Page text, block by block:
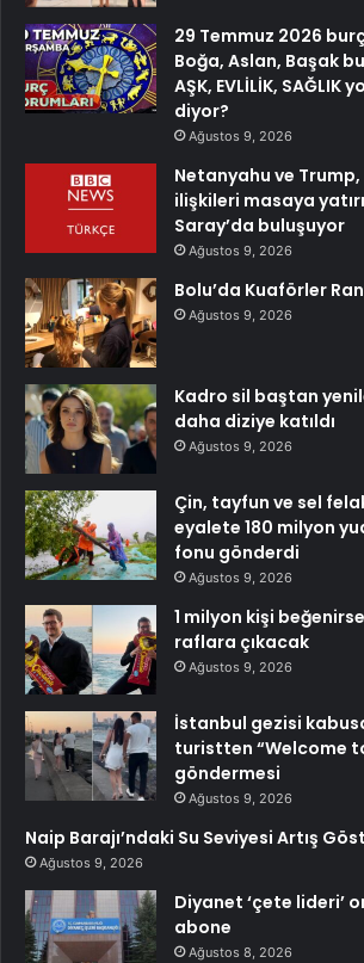
29 Temmuz 2026
Boğa, Aslan, Başak
AŞK, EVLİLİK, SAĞLIK
diyor?
Ağustos 9, 2026
Netanyahu ve
ilişkileri masaya
Saray’da buluşuyor
Ağustos 9, 2026
Bolu’da Kuaförler
Ağustos 9, 2026
Kadro sil baştan
daha diziye katıldı
Ağustos 9, 2026
Çin, tayfun ve sel
eyalete 180 milyon
fonu gönderdi
Ağustos 9, 2026
1 milyon kişi
raflara çıkacak
Ağustos 9, 2026
İstanbul gezisi
turistten “Welcome
göndermesi
Ağustos 9, 2026
Naip Barajı’ndaki Su Seviyesi Artış
Ağustos 9, 2026
Diyanet ‘çete lideri’
abone
Ağustos 8, 2026